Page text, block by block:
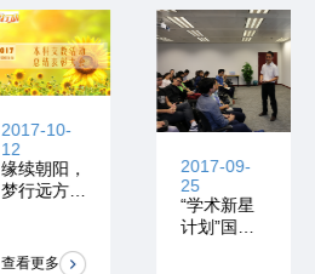
2017-10-
12
缘续朝阳，
梦行远方|2
查看更多
2017-09-
25
“学术新星
计划”国金